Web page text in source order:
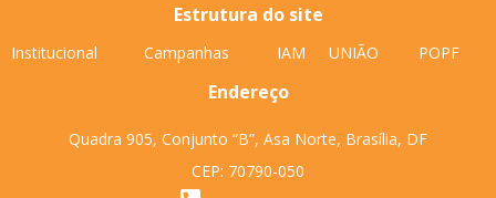
Estrutura do site
Institucional Campanhas IAM UNIÃO POPF
Endereço
Quadra 905, Conjunto “B”, Asa Norte, Brasília, DF
CEP: 70790-050